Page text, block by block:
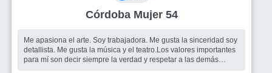
Córdoba Mujer 54
Me apasiona el arte. Soy trabajadora. Me gusta la sinceridad soy
detallista. Me gusta la música y el teatro.Los valores importantes
para mí son decir siempre la verdad y respetar a las demás